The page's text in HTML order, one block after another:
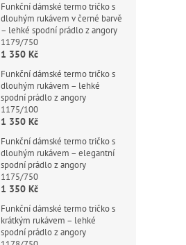
Funkční dámské termo tričko s
dlouhým rukávem v černé barvě
– lehké spodní prádlo z angory
1179/750
1 350 Kč
Funkční dámské termo tričko s
dlouhým rukávem – lehké
spodní prádlo z angory
1175/100
1 350 Kč
Funkční dámské termo tričko s
dlouhým rukávem – elegantní
spodní prádlo z angory
1175/750
1 350 Kč
Funkční dámské termo tričko s
krátkým rukávem – lehké
spodní prádlo z angory